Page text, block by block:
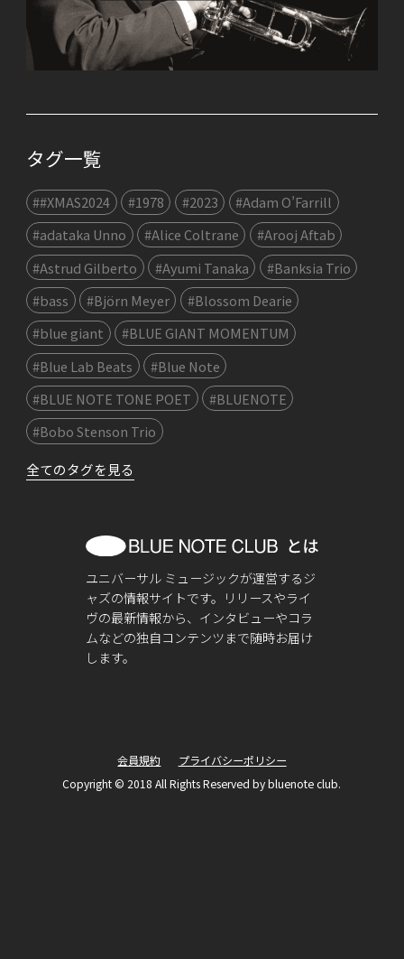
タグ一覧
##XMAS2024 #1978 #2023
#Adam O’Farrill
#adataka Unno
#Alice Coltrane
#Arooj Aftab
#Astrud Gilberto
#Ayumi Tanaka
#Banksia Trio
#bass
#Björn Meyer
#Blossom Dearie
#blue giant
#BLUE GIANT MOMENTUM
#Blue Lab Beats
#Blue Note
#BLUE NOTE TONE POET
#BLUENOTE
#Bobo Stenson Trio
全てのタグを見る
ユニバーサル ミュージックが運営するジ
ャズの情報サイトです。リリースやライ
ヴの最新情報から、インタビューやコラ
ムなどの独自コンテンツまで随時お届け
します。
会員規約
プライバシーポリシー
Copyright © 2018 All Rights Reserved by bluenote club.